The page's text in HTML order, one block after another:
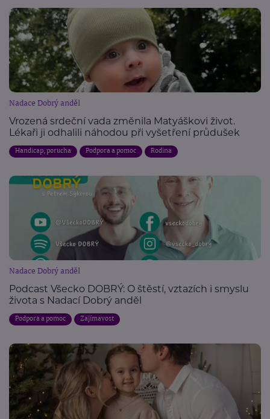
Nadace Dobrý anděl
Vrozená srdeční vada změnila Matyáškovi život.
Lékaři ji odhalili náhodou při vyšetření průdušek
Handicap, porucha Podpora a pomoc Rodina
Nadace Dobrý anděl
Podcast Všecko DOBRÝ: O štěstí, vztazích i smyslu
života s Nadací Dobrý anděl
Podpora a pomoc Zajímavost